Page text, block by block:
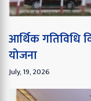
आर्थिक गतिविधि
योजना
July, 19, 2026